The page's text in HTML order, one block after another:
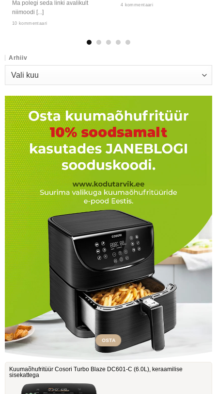
Ma polegi seda linki avalikult
niimoodi [...]
10 kommentaari
4 kommentaari
Arhiiv
Arhiiv
OSTA
Kuumaõhufritüür Cosori Turbo Blaze DC601-C ‎(6.0L), keraamilise
sisekattega